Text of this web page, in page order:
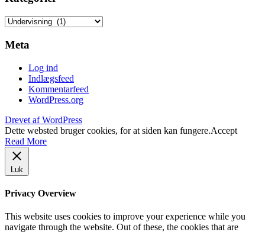
Kategorier
Meta
Log ind
Indlægsfeed
Kommentarfeed
WordPress.org
Drevet af WordPress
Dette websted bruger cookies, for at siden kan fungere.Accept
Read More
Luk
Privacy Overview
This website uses cookies to improve your experience while you
navigate through the website. Out of these, the cookies that are